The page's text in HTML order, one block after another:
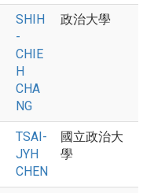
SHIH
-
CHIE
H
CHA
NG
政治大學
TSAI-
JYH
CHEN
國立政治大
學